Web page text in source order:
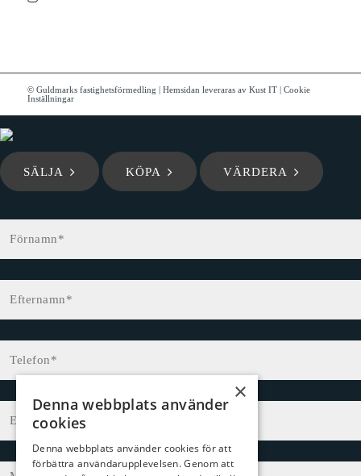
© Guldmarks fastighetsförmedling | Hemsidan leveraras av Kust IT | Cookie
Inställningar
SÄLJA KÖPA VÄRDERA
×
Denna webbplats använder
cookies
Denna webbplats använder cookies för att
förbättra användarupplevelsen. Genom att